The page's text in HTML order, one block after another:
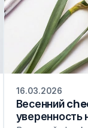
16.03.2026
Весенний
уверенность